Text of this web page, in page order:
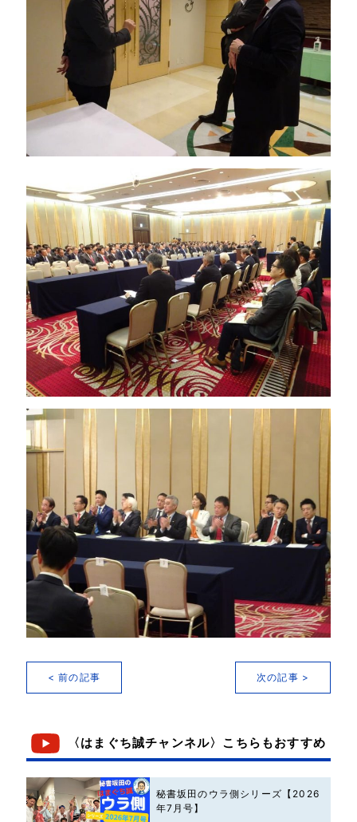
< 前の記事 次の記事 >
〈はまぐち誠チャンネル〉こちらもおすすめ
秘書坂田のウラ側シリーズ【2026
年7月号】